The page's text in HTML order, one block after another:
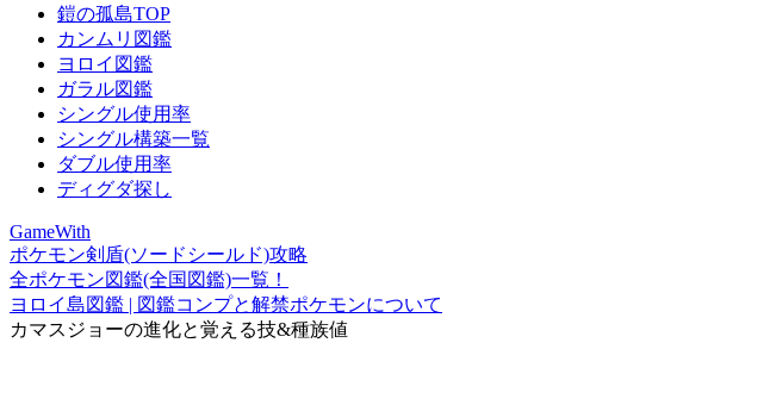
鎧の孤島TOP
カンムリ図鑑
ヨロイ図鑑
ガラル図鑑
シングル使用率
シングル構築一覧
ダブル使用率
ディグダ探し
GameWith
ポケモン剣盾(ソードシールド)攻略
全ポケモン図鑑(全国図鑑)一覧！
ヨロイ島図鑑 | 図鑑コンプと解禁ポケモンについて
カマスジョーの進化と覚える技&種族値